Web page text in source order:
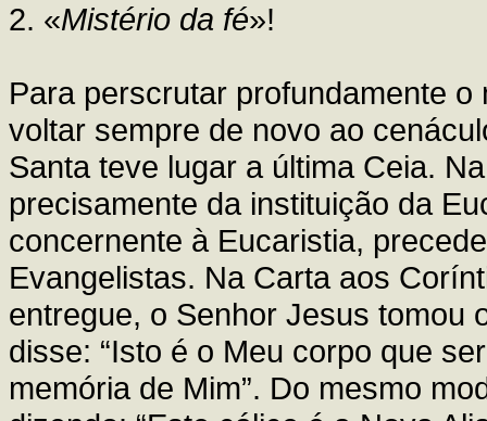
2. «Mistério da fé»!
Para perscrutar profundamente
voltar sempre de novo ao
Santa teve lugar a última Ceia.
precisamente da instituição da
concernente à Eucaristia,
Evangelistas. Na Carta aos
entregue, o Senhor Jesus tomou
disse: “Isto é o Meu corpo que
memória de Mim”. Do mesmo